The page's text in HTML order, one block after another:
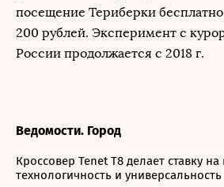
посещение Териберки
200 рублей. Эксперимент с
России продолжается с 2018 г.
Ведомости. Город
Кроссовер Tenet T8 делает ставку
технологичность и универсальность